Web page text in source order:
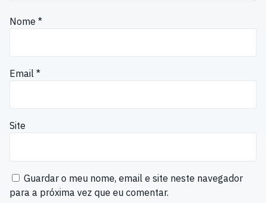
Nome *
Email *
Site
Guardar o meu nome, email e site neste navegador
para a próxima vez que eu comentar.